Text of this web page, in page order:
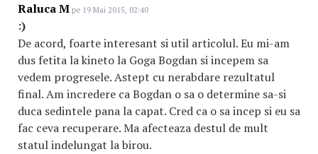
Raluca M pe 19 Mai 2015, 02:40
:)
De acord, foarte interesant si util articolul. Eu mi-am
dus fetita la kineto la Goga Bogdan si incepem sa
vedem progresele. Astept cu nerabdare rezultatul
final. Am incredere ca Bogdan o sa o determine sa-si
duca sedintele pana la capat. Cred ca o sa incep si eu sa
fac ceva recuperare. Ma afecteaza destul de mult
statul indelungat la birou.